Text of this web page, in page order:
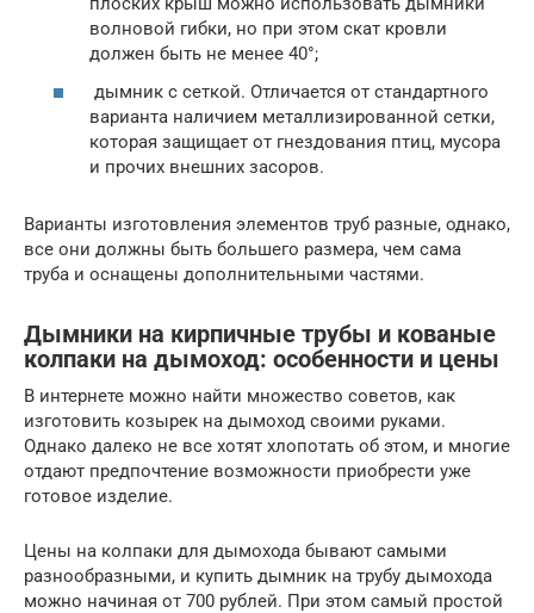
волновой гибки, но при этом скат кровли
должен быть не менее 40°;
дымник с сеткой. Отличается от стандартного
варианта наличием металлизированной сетки,
которая защищает от гнездования птиц, мусора
и прочих внешних засоров.
Варианты изготовления элементов труб разные, однако,
все они должны быть большего размера, чем сама
труба и оснащены дополнительными частями.
Дымники на кирпичные трубы и кованые
колпаки на дымоход: особенности и цены
В интернете можно найти множество советов, как
изготовить козырек на дымоход своими руками.
Однако далеко не все хотят хлопотать об этом, и многие
отдают предпочтение возможности приобрести уже
готовое изделие.
Цены на колпаки для дымохода бывают самыми
разнообразными, и купить дымник на трубу дымохода
можно начиная от 700 рублей. При этом самый простой